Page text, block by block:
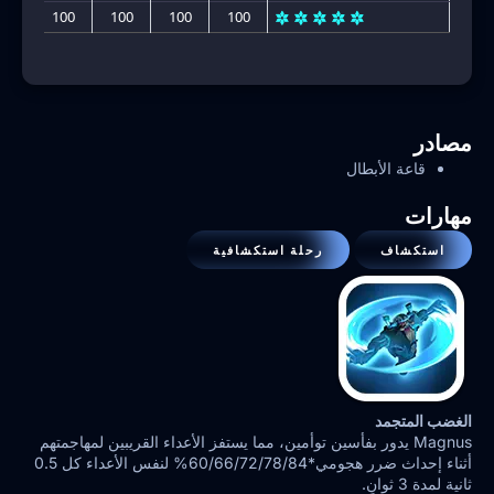
100
100
100
100
مصادر
قاعة الأبطال
مهارات
استكشاف رحلة استكشافية
الغضب المتجمد
Magnus يدور بفأسين توأمين، مما يستفز الأعداء القريبين لمهاجمتهم
أثناء إحداث ضرر هجومي*60/66/72/78/84% لنفس الأعداء كل 0.5
ثانية لمدة 3 ثوانٍ.